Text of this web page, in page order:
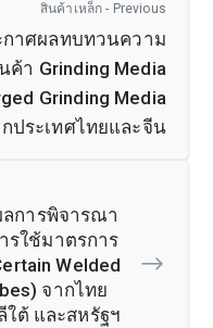
สินค้าเหล็ก - Previous
าศผลทบทวนความ
ค้า Grinding Media
Grinding Media
ประเทศไทยและจีน
การพิจารณา
รใช้มาตรการ
Welded
จากไทย
ต้ และสหรัฐฯ